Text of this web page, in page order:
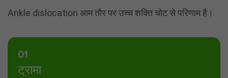
Ankle dislocation आम तौर पर उच्च शक्ति चोट से परिणाम है।
01
ट्रामा